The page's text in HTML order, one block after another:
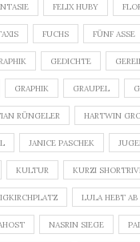
FELIX HUBY
FUCHS FÜNF ASSE
GEDICHTE
GRAPHIK GRAUPEL
RÜNGELER HARTWIN
JANICE PASCHEK
KULTUR KURZI
LULA HEBT AB
NASRIN SIEGE